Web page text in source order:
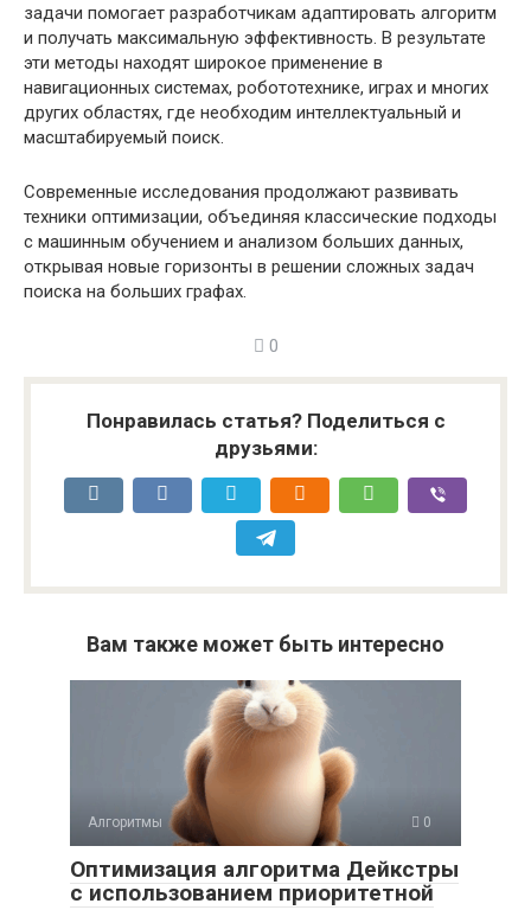
задачи помогает разработчикам адаптировать алгоритм
и получать максимальную эффективность. В результате
эти методы находят широкое применение в
навигационных системах, робототехнике, играх и многих
других областях, где необходим интеллектуальный и
масштабируемый поиск.
Современные исследования продолжают развивать
техники оптимизации, объединяя классические подходы
с машинным обучением и анализом больших данных,
открывая новые горизонты в решении сложных задач
поиска на больших графах.
0
Понравилась статья? Поделиться с
друзьями:
Вам также может быть интересно
Алгоритмы 0
Оптимизация алгоритма Дейкстры
с использованием приоритетной